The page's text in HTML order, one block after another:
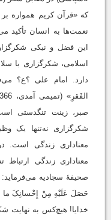
که «قرآن کریم همواره
نعمت‌ها به انسان تأکید
اسلامی، شکرگزاری با
دارد. امام علی ؟ع؟
صبر، زینت تنگدستی
شکرگزاری نه‌تنها یک
معناداری زندگی است.
معناداری زندگی ارتباط
صحیفۀ سجادیه می‌فرماید:
خدایا! هیچ‌کس به نهایت